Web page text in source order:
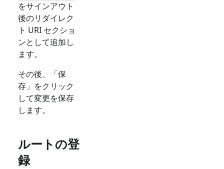
をサインアウト
後のリダイレク
ト URI セクショ
ンとして追加し
ます。
その後、「保
存」をクリック
して変更を保存
します。
ルートの登
録